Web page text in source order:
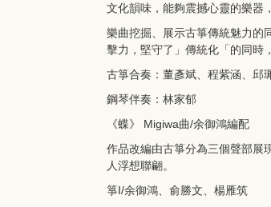
文化韻味，能夠震撼心靈的樂器
樂曲挖掘、展示古箏傳統魅力的
擊力，堅守了」傳統化「的同時
古箏合奏：董彥斌、程紫涵、邱
鋼琴伴奏：林家郁
《蝶》 Migiwa曲/余御鴻編配
作品改編由古箏分為三個聲部展
人浮想聯翩。
箏I/余御鴻、俞勝文、楊雁筑